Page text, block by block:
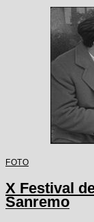
FOTO
X Festival
Sanremo